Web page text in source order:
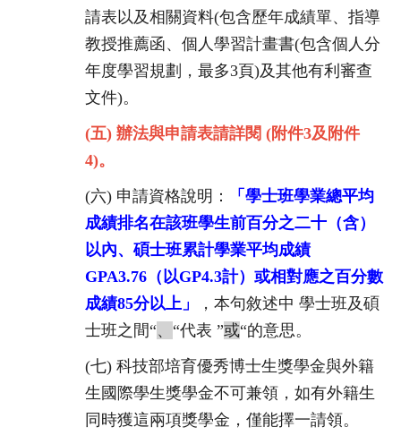
請表以及相關資料(包含歷年成績單、指導
教授推薦函、個人學習計畫書(包含個人分
年度學習規劃，最多3頁)及其他有利審查
文件)。
(五) 辦法與申請表請詳閱 (附件3及附件
4)。
(六) 申請資格說明： 「 學士班學業總平均
成績排名在該班學生前百分之二十（含）
以內、碩士班累計學業平均成績
GPA3.76 （以GP4.3計） 或相對應之百分數
成績85分以上」
，本句敘述中 學士班及碩
士班之間“、 “代表 ”或“的意思。
(七) 科技部培育優秀博士生獎學金與外籍
生國際學生獎學金不可兼領，如有外籍生
同時獲這兩項獎學金，僅能擇一請領。